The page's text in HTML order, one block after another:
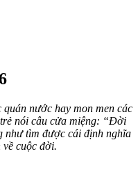
nước hay mon men các
nói câu cửa miệng: “Đời
như tìm được cái định nghĩa
cuộc đời.